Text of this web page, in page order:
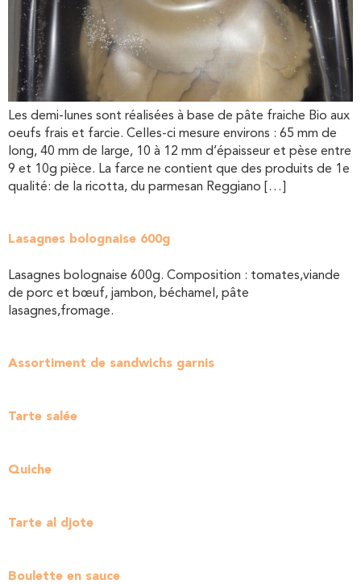
Les demi-lunes sont réalisées à base de pâte fraiche Bio aux
oeufs frais et farcie. Celles-ci mesure environs : 65 mm de
long, 40 mm de large, 10 à 12 mm d’épaisseur et pèse entre
9 et 10g pièce. La farce ne contient que des produits de 1e
qualité: de la ricotta, du parmesan Reggiano […]
Lasagnes bolognaise 600g
Lasagnes bolognaise 600g. Composition : tomates,viande
de porc et bœuf, jambon, béchamel, pâte
lasagnes,fromage.
Assortiment de sandwichs garnis
Tarte salée
Quiche
Tarte al djote
Boulette en sauce